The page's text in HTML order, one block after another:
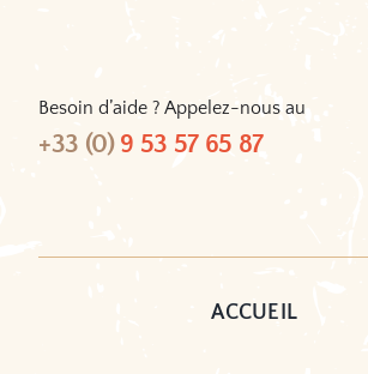
Besoin d’aide ? Appelez-nous au
+33 (0) 9 53 57 65 87
ACCUEIL